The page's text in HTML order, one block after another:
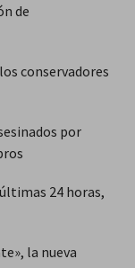
de
conservadores
por
24 horas,
la nueva